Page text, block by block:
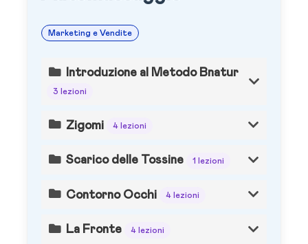
Marketing e Vendite
Introduzione al Metodo Bnatur
3 lezioni
Zigomi 4 lezioni
Scarico delle Tossine 1 lezioni
Contorno Occhi 4 lezioni
La Fronte 4 lezioni